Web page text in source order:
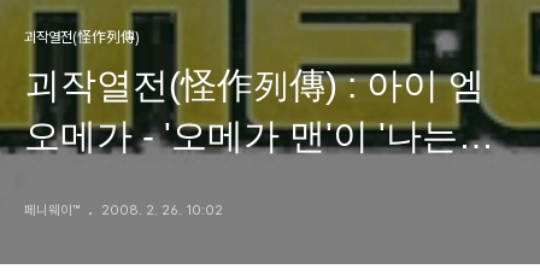
괴작열전(怪作列傳)
괴작열전(怪作列傳) : 아이 엠
오메가 - '오메가 맨'이 '나는
페니웨이™ 2008. 2. 26. 10:02